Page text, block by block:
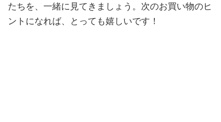
たちを、一緒に見てきましょう。次のお買い物のヒ
ントになれば、とっても嬉しいです！